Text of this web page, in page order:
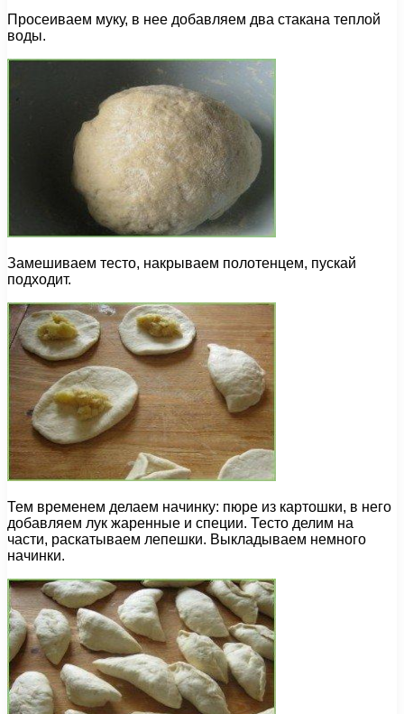
Просеиваем муку, в нее добавляем два стакана теплой
воды.
Замешиваем тесто, накрываем полотенцем, пускай
подходит.
Тем временем делаем начинку: пюре из картошки, в него
добавляем лук жаренные и специи. Тесто делим на
части, раскатываем лепешки. Выкладываем немного
начинки.